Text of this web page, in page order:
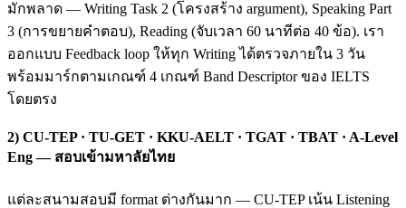
มักพลาด — Writing Task 2 (โครงสร้าง argument), Speaking Part
3 (การขยายคำตอบ), Reading (จับเวลา 60 นาทีต่อ 40 ข้อ). เรา
ออกแบบ Feedback loop ให้ทุก Writing ได้ตรวจภายใน 3 วัน
พร้อมมาร์กตามเกณฑ์ 4 เกณฑ์ Band Descriptor ของ IELTS
โดยตรง
2) CU-TEP · TU-GET · KKU-AELT · TGAT · TBAT · A-Level
Eng — สอบเข้ามหาลัยไทย
แต่ละสนามสอบมี format ต่างกันมาก — CU-TEP เน้น Listening